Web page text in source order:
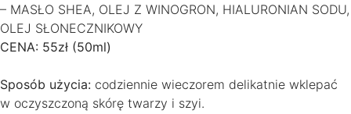
– MASŁO SHEA, OLEJ Z WINOGRON, HIALURONIAN SODU,
OLEJ SŁONECZNIKOWY
CENA: 55zł (50ml)
Sposób użycia: codziennie wieczorem delikatnie wklepać
w oczyszczoną skórę twarzy i szyi.